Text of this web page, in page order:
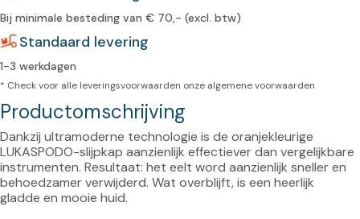
Bij minimale besteding van € 70,- (excl. btw)
Standaard levering
1-3 werkdagen
* Check voor alle leveringsvoorwaarden onze algemene voorwaarden
Productomschrijving
Dankzij ultramoderne technologie is de oranjekleurige
LUKASPODO-slijpkap aanzienlijk effectiever dan vergelijkbare
instrumenten. Resultaat: het eelt word aanzienlijk sneller en
behoedzamer verwijderd. Wat overblijft, is een heerlijk
gladde en mooie huid.